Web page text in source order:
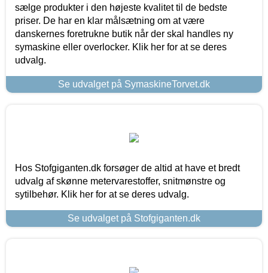
sælge produkter i den højeste kvalitet til de bedste
priser. De har en klar målsætning om at være
danskernes foretrukne butik når der skal handles ny
symaskine eller overlocker. Klik her for at se deres
udvalg.
Se udvalget på SymaskineTorvet.dk
Hos Stofgiganten.dk forsøger de altid at have et bredt
udvalg af skønne metervarestoffer, snitmønstre og
sytilbehør. Klik her for at se deres udvalg.
Se udvalget på Stofgiganten.dk